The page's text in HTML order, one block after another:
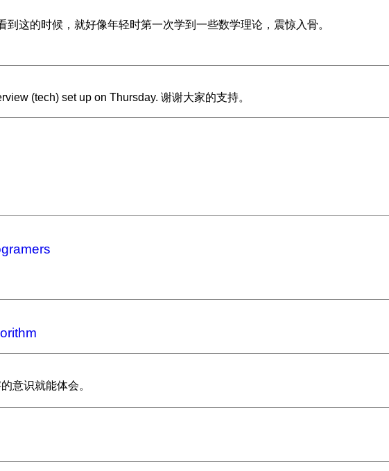
到这的时候，就好像年轻时第一次学到一些数学理论，震惊入骨。
(tech) set up on Thursday. 谢谢大家的支持。
意识就能体会。